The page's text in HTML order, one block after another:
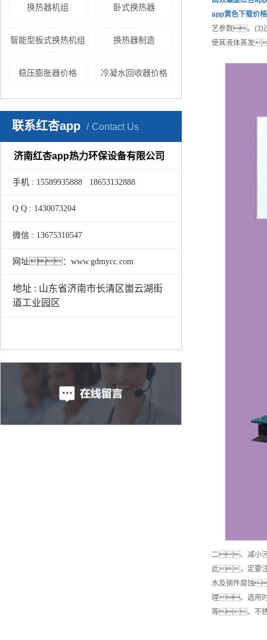
换热器机组 卧式换热器
智能型板式换热机组 换热器制造
稳压膨胀器价格 冷凝水回收器价格
联系红杏app Contact Us
济南红杏app热力环保设备有限公司
手机 : 15589935888 18653132888
Q Q : 1430073204
微信 : 13675310547
网址：www.gdmycc.com
地址 : 山东省济南市长清区崮云湖街
道工业园区
app黄色下载价格
艺参数。(3)
使其液体蒸发
二、减小污
此，定要
水及钢件腐蚀
理。选用
等。不